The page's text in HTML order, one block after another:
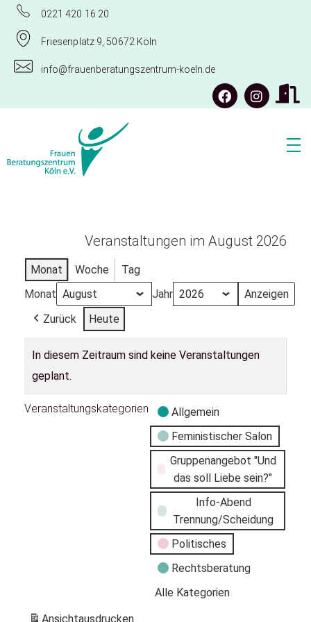
0221 420 16 20
Friesenplatz 9, 50672 Köln
info@frauenberatungszentrum-koeln.de
Veranstaltungen im August 2026
Monat Woche
Tag
Monat
Jahr
Zurück
Heute
In diesem Zeitraum sind keine Veranstaltungen
geplant.
Veranstaltungskategorien
Allgemein
Feministischer Salon
Gruppenangebot "Und
das soll Liebe sein?"
Info-Abend
Trennung/Scheidung
Politisches
Rechtsberatung
Alle Kategorien
Ansichtausdrucken